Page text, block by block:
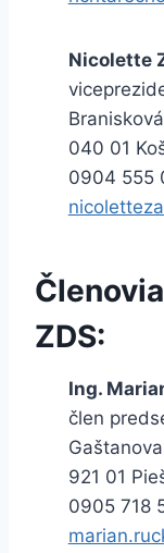
Nicolette
040 01
0904 555
ZDS:
Ing.
člen
921 01
0905 718